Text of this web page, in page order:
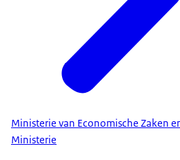
Ministerie van Economische Zaken
Ministerie